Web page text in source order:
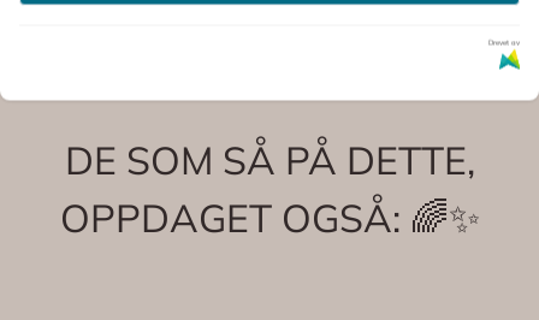
DE SOM SÅ PÅ DETTE,
OPPDAGET OGSÅ: 🌈✨
Drevet av